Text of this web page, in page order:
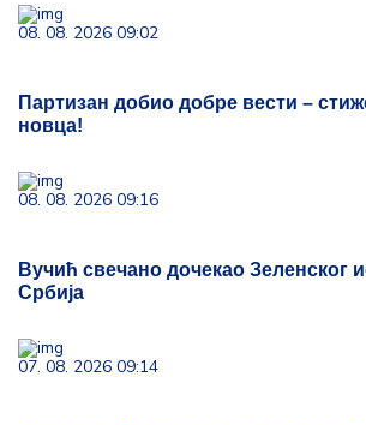
08. 08. 2026 09:02
Партизан добио добре вести –
новца!
08. 08. 2026 09:16
Вучић свечано дочекао Зеленског
Србија
07. 08. 2026 09:14